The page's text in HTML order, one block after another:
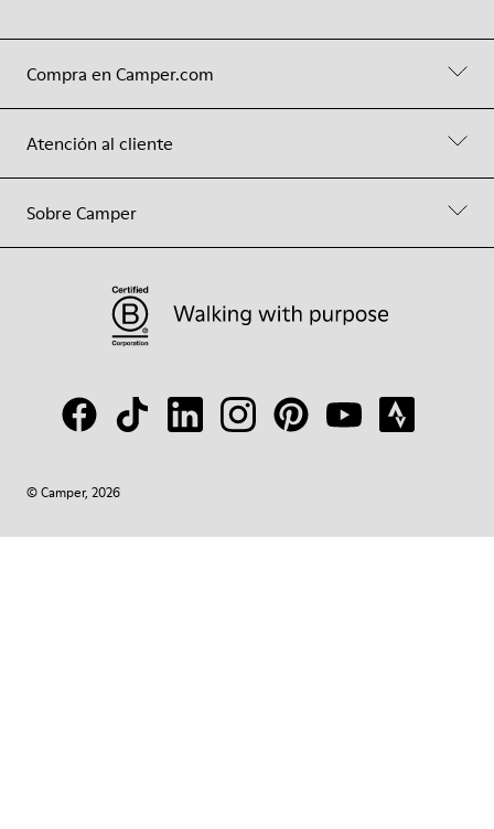
Compra en Camper.com
Atención al cliente
Sobre Camper
© Camper, 2026